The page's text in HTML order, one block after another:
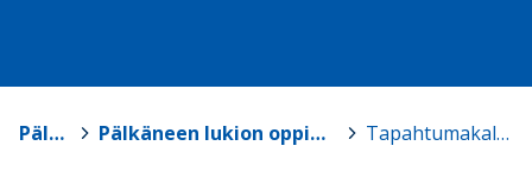
Pälkäne Pälkäneen lukion oppimateriaalisivut > Tapahtumakalenteri